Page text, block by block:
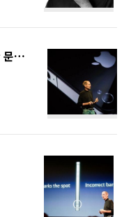
아이폰4 수신문제, 과연 크리티컬한 문제일까?